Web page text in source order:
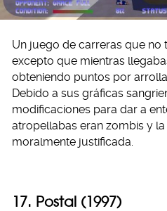
Un juego de carreras que no
excepto que mientras
obteniendo puntos por
Debido a sus gráficas
modificaciones para dar a
atropellabas eran zombis y
moralmente justificada.
17. Postal (1997)